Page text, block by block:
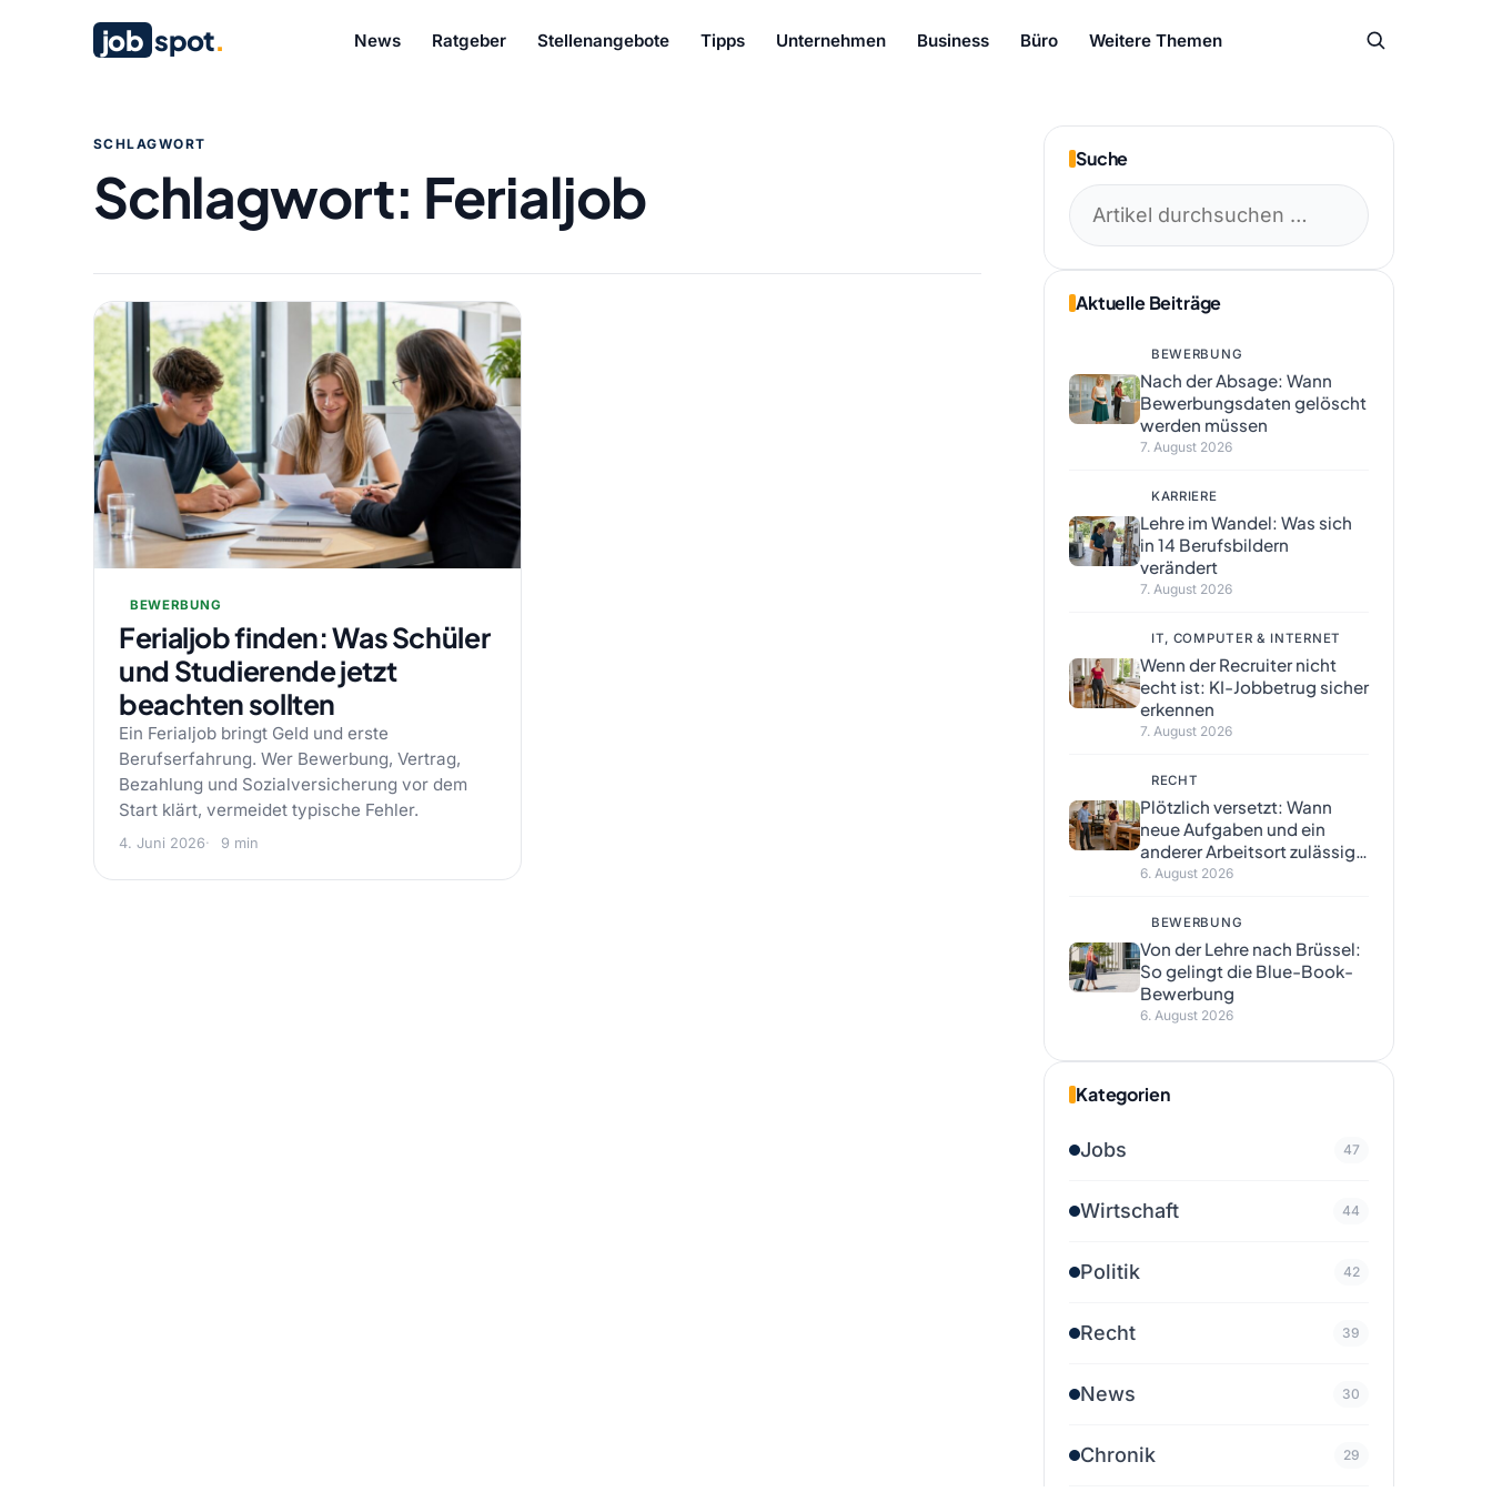
job spot. News Ratgeber Stellenangebote Tipps Unternehmen Business Büro Weitere Themen
SCHLAGWORT
Schlagwort: Ferialjob
BEWERBUNG
Ferialjob finden: Was Schüler
und Studierende jetzt
beachten sollten
Ein Ferialjob bringt Geld und erste
Berufserfahrung. Wer Bewerbung, Vertrag,
Bezahlung und Sozialversicherung vor dem
Start klärt, vermeidet typische Fehler.
4. Juni 2026 9 min
Suche
Aktuelle Beiträge
BEWERBUNG
Nach der Absage: Wann
Bewerbungsdaten gelöscht
werden müssen
7. August 2026
KARRIERE
Lehre im Wandel: Was sich
in 14 Berufsbildern
verändert
7. August 2026
IT, COMPUTER & INTERNET
Wenn der Recruiter nicht
echt ist: KI-Jobbetrug sicher
erkennen
7. August 2026
RECHT
Plötzlich versetzt: Wann
neue Aufgaben und ein
anderer Arbeitsort zulässig
sind
6. August 2026
BEWERBUNG
Von der Lehre nach Brüssel:
So gelingt die Blue-Book-
Bewerbung
6. August 2026
Kategorien
Jobs 47
Wirtschaft 44
Politik 42
Recht 39
News 30
Chronik 29